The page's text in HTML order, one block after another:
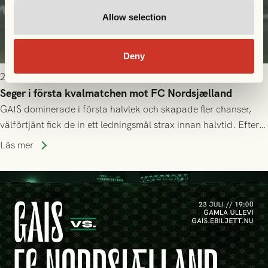
Allow selection
Deny
2026-07-24 16:40
Seger i första kvalmatchen mot FC Nordsjælland
GAIS dominerade i första halvlek och skapade fler chanser,
välförtjänt fick de in ett ledningsmål strax innan halvtid. Efter
halvtidsvilan sjönk tempot när Nordsjälland tilläts ha mer av
seger! Matchfoto: Mikael Josefsson & Lasse Ekström
Läs mer